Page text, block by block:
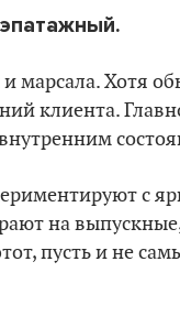
эпатажный.
марсала. Хотя
клиента.
с
на
пусть и не